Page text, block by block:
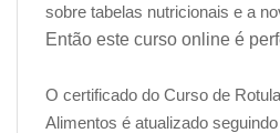
sobre tabelas nutricionais e a
Então este curso online é
O certificado do Curso de
Alimentos é atualizado